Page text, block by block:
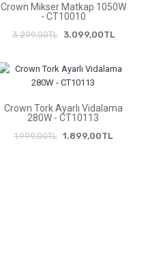
Crown Mikser Matkap 1050W
- CT10010
3.299,00TL 3.099,00TL
Crown Tork Ayarlı Vidalama
280W - CT10113
1.999,00TL 1.899,00TL